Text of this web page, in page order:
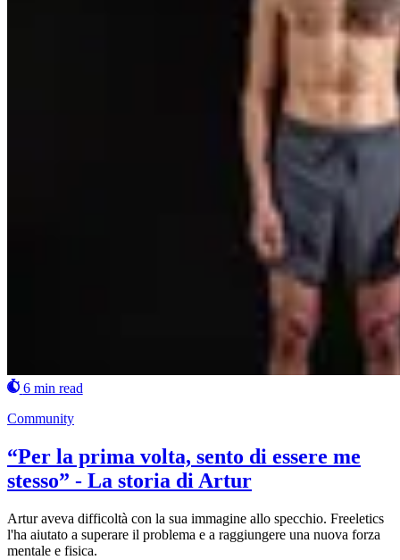
6 min read
Community
“Per la prima volta, sento di essere me
stesso” - La storia di Artur
Artur aveva difficoltà con la sua immagine allo specchio. Freeletics
l'ha aiutato a superare il problema e a raggiungere una nuova forza
mentale e fisica.